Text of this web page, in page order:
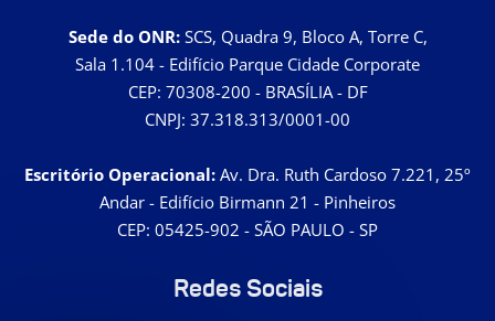
Sede do ONR:SCS, Quadra 9, Bloco A, Torre C,
Sala 1.104 - Edifício Parque Cidade Corporate
CEP: 70308-200 - BRASÍLIA - DF
CNPJ: 37.318.313/0001-00
Escritório Operacional: Av. Dra. Ruth Cardoso 7.221, 25º
Andar - Edifício Birmann 21 - Pinheiros
CEP: 05425-902 - SÃO PAULO - SP
Redes Sociais